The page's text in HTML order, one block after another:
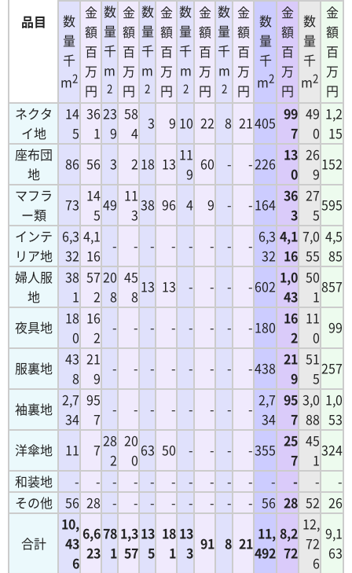
品目
数
量
千
m2
金
額
百
万
円
数
量
千
m
2
金
額
百
万
円
数
量
千
m
2
金
額
百
万
円
数
量
千
m
2
金
額
百
万
円
数
量
千
m
2
金
額
百
万
円
数
量
千
m2
金
額
百
万
円
数
量
千
m2
金
額
百
万
円
ネクタ
イ地
14
5
36
1
23
9
58
4
3 9 10 22 8 21 405 99
7
49
0
1,2
15
座布団
地
86 56 3 2 18 13 11
9
60 - -226 13
0
26
9
152
マフラ
ー類
73 14
5
49 11
3
38 96 4 9 - - 164 36
3
27
5
595
インテ
リア地
6,3
32
4,1
16
- - - - - - - - 6,3
32
4,1
16
7,0
55
4,5
85
婦人服
地
38
1
57
2
20
8
45
8
13 13 - - - -602 1,0
43
50
1
857
夜具地
18
0
16
2
- - - - - - - - 180 16
2
11
0
99
服裏地
43
8
21
9
- - - - - - - -438 21
9
51
5
257
袖裏地 2,7
34
95
7
- - - - - - - - 2,7
34
95
7
3,0
88
1,0
53
洋傘地
11 728
2
20
0
63 50 - - - -355 25
7
45
1
324
和装地
- - - - - - - - - - - - -
-
その他
56 28 - - - - - - - - 56 28 52 26
合計
10,
43
6
6,6
23
78
1
1,3
57
13
5
18
1
13
3 91 8 21
11,
492
8,2
72
12,
72
6
9,1
63